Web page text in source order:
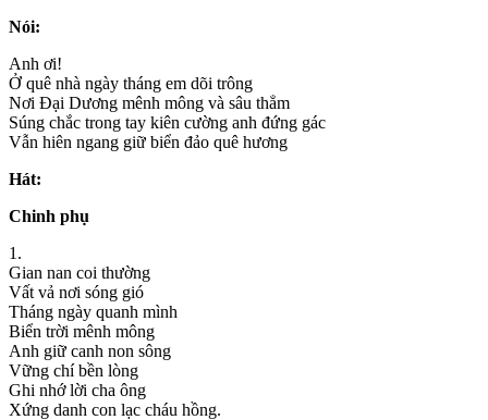
Nói:
Anh ơi!
Ở quê nhà ngày tháng em dõi trông
Nơi Đại Dương mênh mông và sâu thẳm
Súng chắc trong tay kiên cường anh đứng gác
Vẫn hiên ngang giữ biển đảo quê hương
Hát:
Chinh phụ
1.
Gian nan coi thường
Vất vả nơi sóng gió
Tháng ngày quanh mình
Biển trời mênh mông
Anh giữ canh non sông
Vững chí bền lòng
Ghi nhớ lời cha ông
Xứng danh con lạc cháu hồng.